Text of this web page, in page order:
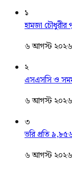
১
হামজা
৬ আগস্ট
২
এসএসসি ও
৬ আগস্ট
৩
ভরি প্রতি
৬ আগস্ট